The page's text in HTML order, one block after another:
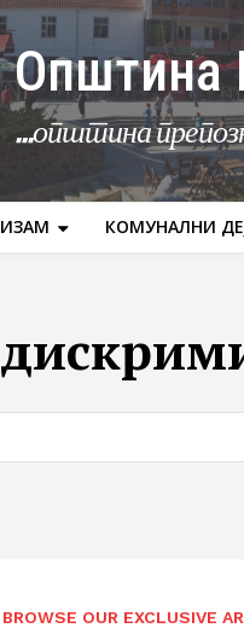
Општина
...општина
КОМУНАЛНИ
BROWSE OUR EXCLUSIVE